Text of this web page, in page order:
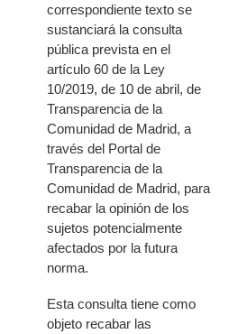
correspondiente texto se
sustanciará la consulta
pública prevista en el
artículo 60 de la Ley
10/2019, de 10 de abril, de
Transparencia de la
Comunidad de Madrid, a
través del Portal de
Transparencia de la
Comunidad de Madrid, para
recabar la opinión de los
sujetos potencialmente
afectados por la futura
norma.
Esta consulta tiene como
objeto recabar las